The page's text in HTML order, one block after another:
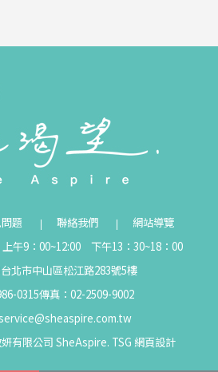
題 聯絡我們
網站導覽
午9：00~12:00 下午13：30~18：00
北市中山區松江路283號5樓
0315傳真：02-2509-9002
有限公司 SheAspire. TSG 網頁設計